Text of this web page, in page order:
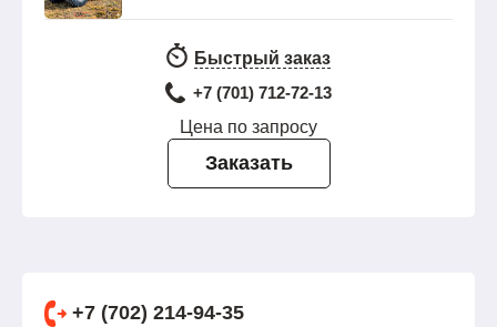
Быстрый заказ
+7 (701) 712-72-13
Цена по запросу
Заказать
+7 (702) 214-94-35